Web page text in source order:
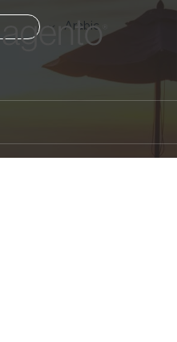
لغة
Arabic العملة